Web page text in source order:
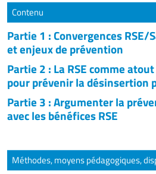
Contenu
Partie 1 : Convergences RSE/
et enjeux de prévention
Partie 2 : La RSE comme
pour prévenir la désinsertion
Partie 3 : Argumenter la
avec les bénéfices RSE
Méthodes, moyens pédagogiques,